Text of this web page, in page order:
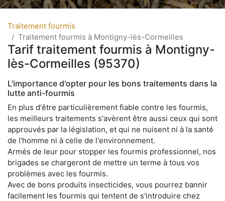
Traitement fourmis
Traitement fourmis à Montigny-lès-Cormeilles
Tarif traitement fourmis à Montigny-
lès-Cormeilles (95370)
L'importance d'opter pour les bons traitements dans la
lutte anti-fourmis
En plus d'être particulièrement fiable contre les fourmis,
les meilleurs traitements s'avèrent être aussi ceux qui sont
approuvés par la législation, et qui ne nuisent ni à la santé
de l'homme ni à celle de l'environnement.
Armés de leur pour stopper les fourmis professionnel, nos
brigades se chargeront de mettre un terme à tous vos
problèmes avec les fourmis.
Avec de bons produits insecticides, vous pourrez bannir
facilement les fourmis qui tentent de s'introduire chez